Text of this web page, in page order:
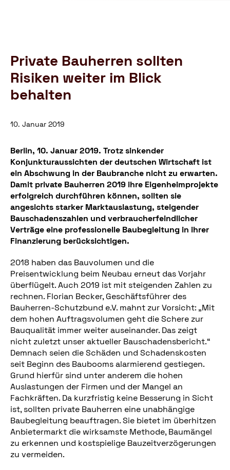
Private Bauherren sollten
Risiken weiter im Blick
behalten
10. Januar 2019
Berlin, 10. Januar 2019. Trotz sinkender
Konjunkturaussichten der deutschen Wirtschaft ist
ein Abschwung in der Baubranche nicht zu erwarten.
Damit private Bauherren 2019 ihre Eigenheimprojekte
erfolgreich durchführen können, sollten sie
angesichts starker Marktauslastung, steigender
Bauschadenszahlen und verbraucherfeindlicher
Verträge eine professionelle Baubegleitung in ihrer
Finanzierung berücksichtigen.
2018 haben das Bauvolumen und die
Preisentwicklung beim Neubau erneut das Vorjahr
überflügelt. Auch 2019 ist mit steigenden Zahlen zu
rechnen. Florian Becker, Geschäftsführer des
Bauherren-Schutzbund e.V. mahnt zur Vorsicht: „Mit
dem hohen Auftragsvolumen geht die Schere zur
Bauqualität immer weiter auseinander. Das zeigt
nicht zuletzt unser aktueller Bauschadensbericht.“
Demnach seien die Schäden und Schadenskosten
seit Beginn des Baubooms alarmierend gestiegen.
Grund hierfür sind unter anderem die hohen
Auslastungen der Firmen und der Mangel an
Fachkräften. Da kurzfristig keine Besserung in Sicht
ist, sollten private Bauherren eine unabhängige
Baubegleitung beauftragen. Sie bietet im überhitzen
Anbietermarkt die wirksamste Methode, Baumängel
zu erkennen und kostspielige Bauzeitverzögerungen
zu vermeiden.